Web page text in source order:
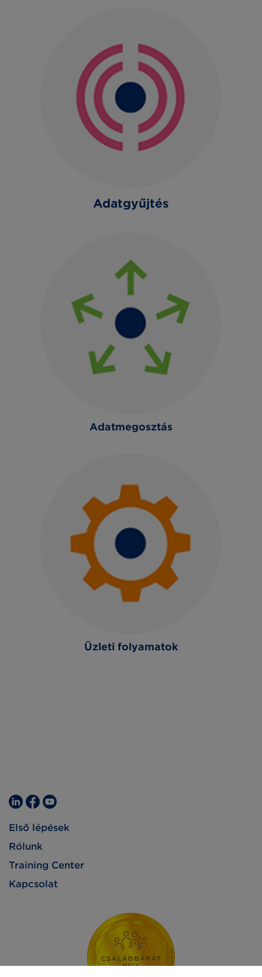
Adatgyűjtés
Adatmegosztás
Üzleti folyamatok
Első lépések
Rólunk
Training Center
Kapcsolat